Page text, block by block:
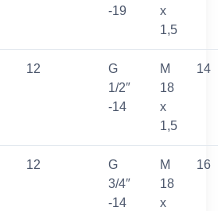
-19
x
1,5
12
G
1/2″
-14
M
18
x
1,5
14
12
G
3/4″
-14
M
18
x
16